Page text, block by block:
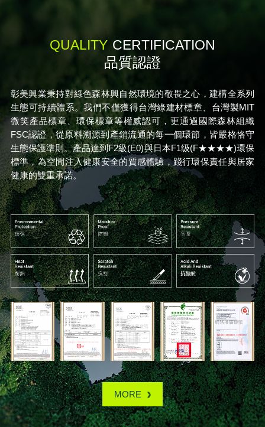
QUALITY CERTIFICATION
品質認證
彰美興業秉持對綠色森林興自然環境的敬畏之心，建構全系列
生態可持續體系。我們不僅獲得台灣綠建材標章、台灣製MIT
微笑產品標章、環保標章等權威認可，更通過國際森林組織
FSC認證，從原料溯源到產銷流通的每一個環節，皆嚴格恪守
生態保護準則。產品達到F2級(E0)與日本F1级(F★★★★)環保
標準，為空間注入健康安全的質感體驗，踐行環保責任與居家
健康的雙重承諾。
MORE